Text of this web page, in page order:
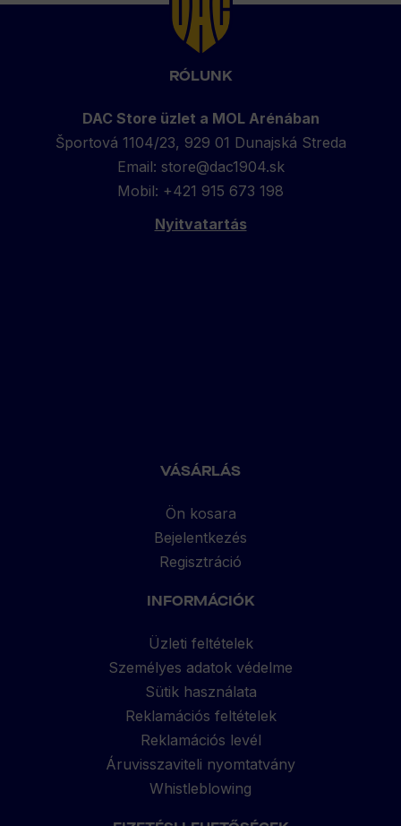
RÓLUNK
DAC Store üzlet a MOL Arénában
Športová 1104/23, 929 01 Dunajská Streda
Email: store@dac1904.sk
Mobil: +421 915 673 198
Nyitvatartás
VÁSÁRLÁS
Ön kosara
Bejelentkezés
Regisztráció
INFORMÁCIÓK
Üzleti feltételek
Személyes adatok védelme
Sütik használata
Reklamációs feltételek
Reklamációs levél
Áruvisszaviteli nyomtatvány
Whistleblowing